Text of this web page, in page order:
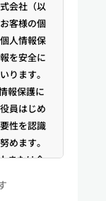
会社（以
客様の個
人情報保
を安全に
ります。
報保護に
員はじめ
性を認識
めます。
または企
情報（登
報等）な